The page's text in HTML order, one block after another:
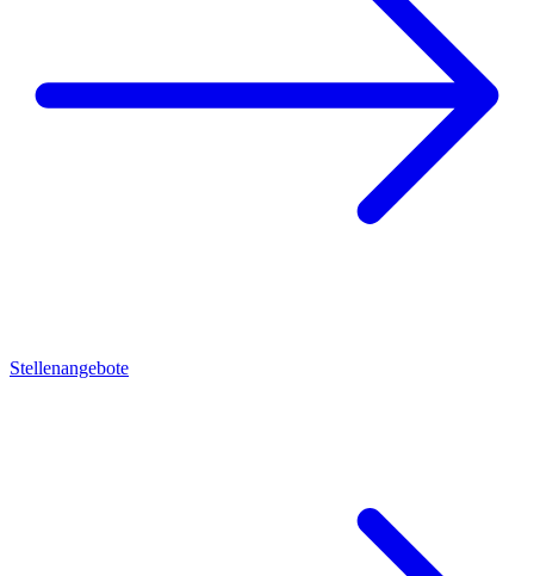
Stellenangebote